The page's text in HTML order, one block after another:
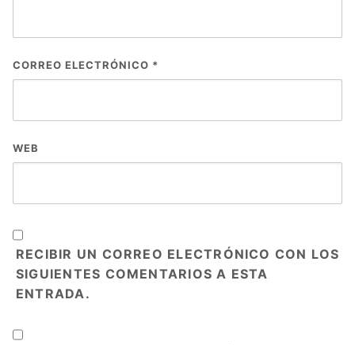
CORREO ELECTRÓNICO *
WEB
RECIBIR UN CORREO ELECTRÓNICO CON LOS
SIGUIENTES COMENTARIOS A ESTA
ENTRADA.